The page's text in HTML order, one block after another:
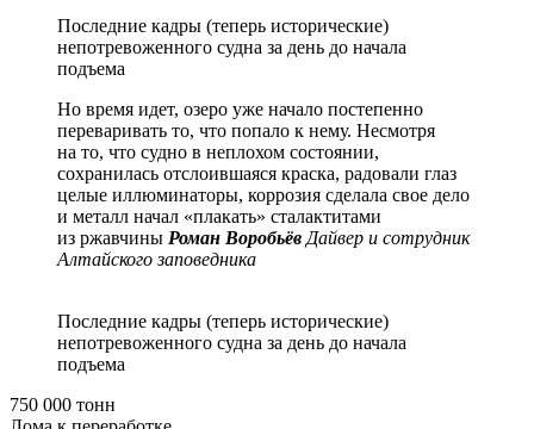
Последние кадры (теперь исторические)
непотревоженного судна за день до начала
подъема
Но время идет, озеро уже начало постепенно
переваривать то, что попало к нему. Несмотря
на то, что судно в неплохом состоянии,
сохранилась отслоившаяся краска, радовали глаз
целые иллюминаторы, коррозия сделала свое дело
и металл начал «плакать» сталактитами
из ржавчины Роман Воробьёв Дайвер и сотрудник
Алтайского заповедника
Последние кадры (теперь исторические)
непотревоженного судна за день до начала
подъема
750 000 тонн